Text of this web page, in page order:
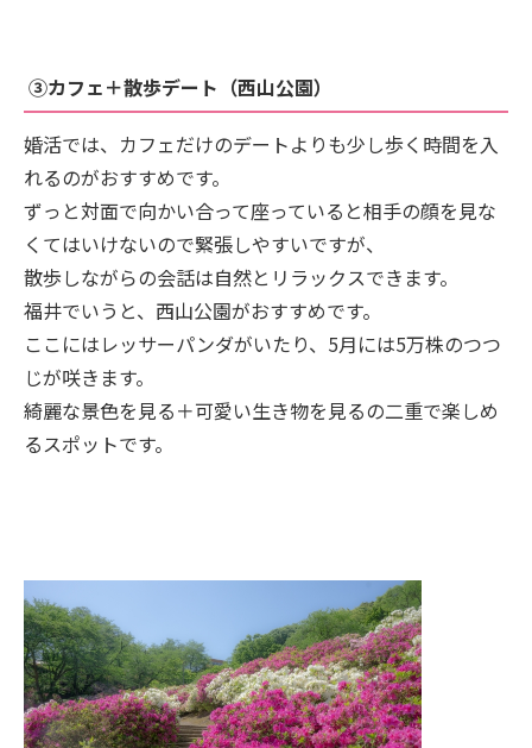
③カフェ＋散歩デート（西山公園）
婚活では、カフェだけのデートよりも少し歩く時間を入
れるのがおすすめです。
ずっと対面で向かい合って座っていると相手の顔を見な
くてはいけないので緊張しやすいですが、
散歩しながらの会話は自然とリラックスできます。
福井でいうと、西山公園がおすすめです。
ここにはレッサーパンダがいたり、5月には5万株のつつ
じが咲きます。
綺麗な景色を見る＋可愛い生き物を見るの二重で楽しめ
るスポットです。